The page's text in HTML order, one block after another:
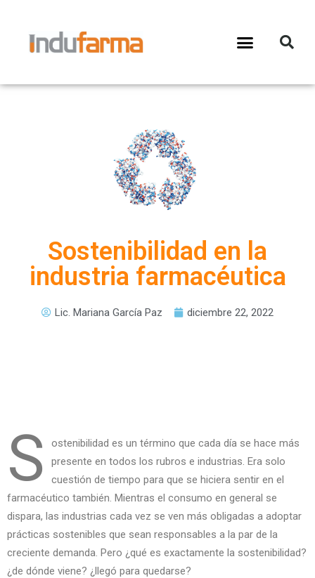
Sostenibilidad en la
industria farmacéutica
Lic. Mariana García Paz diciembre 22, 2022
S
ostenibilidad es un término que cada día se hace más
presente en todos los rubros e industrias. Era solo
cuestión de tiempo para que se hiciera sentir en el
farmacéutico también. Mientras el consumo en general se
dispara, las industrias cada vez se ven más obligadas a adoptar
prácticas sostenibles que sean responsables a la par de la
creciente demanda. Pero ¿qué es exactamente la sostenibilidad?
¿de dónde viene? ¿llegó para quedarse?